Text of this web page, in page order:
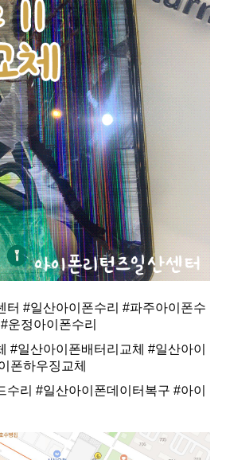
터 #일산아이폰수리 #파주아이폰수
#운정아이폰수리
#일산아이폰배터리교체 #일산아이
폰하우징교체
수리 #일산아이폰데이터복구 #아이